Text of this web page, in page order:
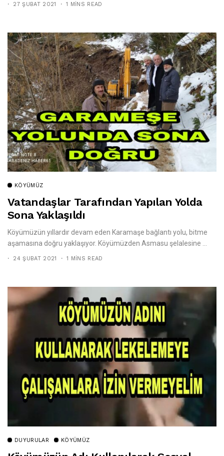
27 ŞUBAT 2021 1 MINS READ
KÖYÜMÜZ
Vatandaşlar Tarafından Yapılan Yolda
Sona Yaklaşıldı
Köyümüzün yıllardır devam eden Karamaşe bağlantı yolu, bitme
aşamasına doğru yaklaşıyor. Köyümüzden Asmasu şelalesine ...
24 ŞUBAT 2021 1 MINS READ
DUYURULAR KÖYÜMÜZ